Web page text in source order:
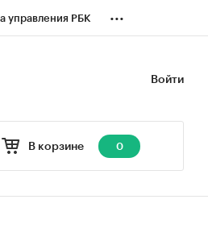
управления РБК ...
Войти
В корзине 0